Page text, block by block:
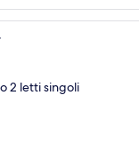
Una
2 letti singoli